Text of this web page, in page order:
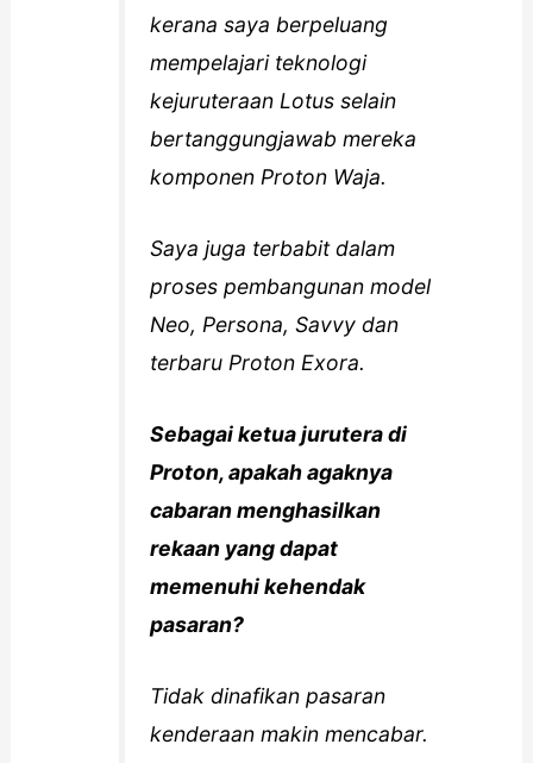
kerana saya berpeluang
mempelajari teknologi
kejuruteraan Lotus selain
bertanggungjawab mereka
komponen Proton Waja.
Saya juga terbabit dalam
proses pembangunan model
Neo, Persona, Savvy dan
terbaru Proton Exora.
Sebagai ketua jurutera di
Proton, apakah agaknya
cabaran menghasilkan
rekaan yang dapat
memenuhi kehendak
pasaran?
Tidak dinafikan pasaran
kenderaan makin mencabar.